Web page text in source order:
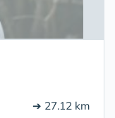
➔ 27.12 km